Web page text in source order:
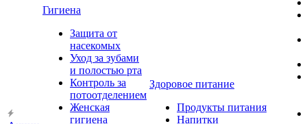
Гигиена
Защита от
насекомых
Уход за зубами
и полостью рта
Контроль за
потоотделением
Женская
гигиена
Здоровое питание
Продукты питания
Напитки